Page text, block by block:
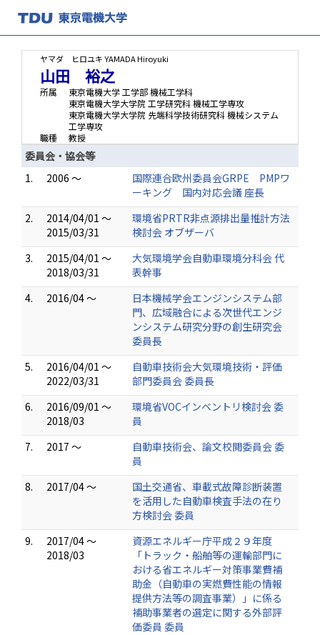
ヤマダ ヒロユキ YAMADA Hiroyuki
山田 裕之
所属
東京電機大学 工学部 機械工学科
東京電機大学大学院 工学研究科 機械工学専攻
東京電機大学大学院 先端科学技術研究科 機械システム
工学専攻
職種
教授
委員会・協会等
1.
2006 ～
国際連合欧州委員会GRPE PMPワ
ーキング 国内対応会議 座長
2.
2014/04/01 ～
2015/03/31
環境省PRTR非点源排出量推計方法
検討会 オブザーバ
3.
2015/04/01 ～
2018/03/31
大気環境学会自動車環境分科会 代
表幹事
4.
2016/04 ～
日本機械学会エンジンシステム部
門、広域融合による次世代エンジ
ンシステム研究分野の創生研究会
委員長
5.
2016/04/01 ～
2022/03/31
自動車技術会大気環境技術・評価
部門委員会 委員長
6.
2016/09/01 ～
2018/03
環境省VOCインベントリ検討会 委
員
7.
2017 ～
自動車技術会、論文校閲委員会 委
員
8.
2017/04 ～
国土交通省、車載式故障診断装置
を活用した自動車検査手法の在り
方検討会 委員
9.
2017/04 ～
2018/03
資源エネルギー庁平成２９年度
「トラック・船舶等の運輸部門に
おける省エネルギー対策事業費補
助金（自動車の実燃費性能の情報
提供方法等の調査事業）」に係る
補助事業者の選定に関する外部評
価委員 委員